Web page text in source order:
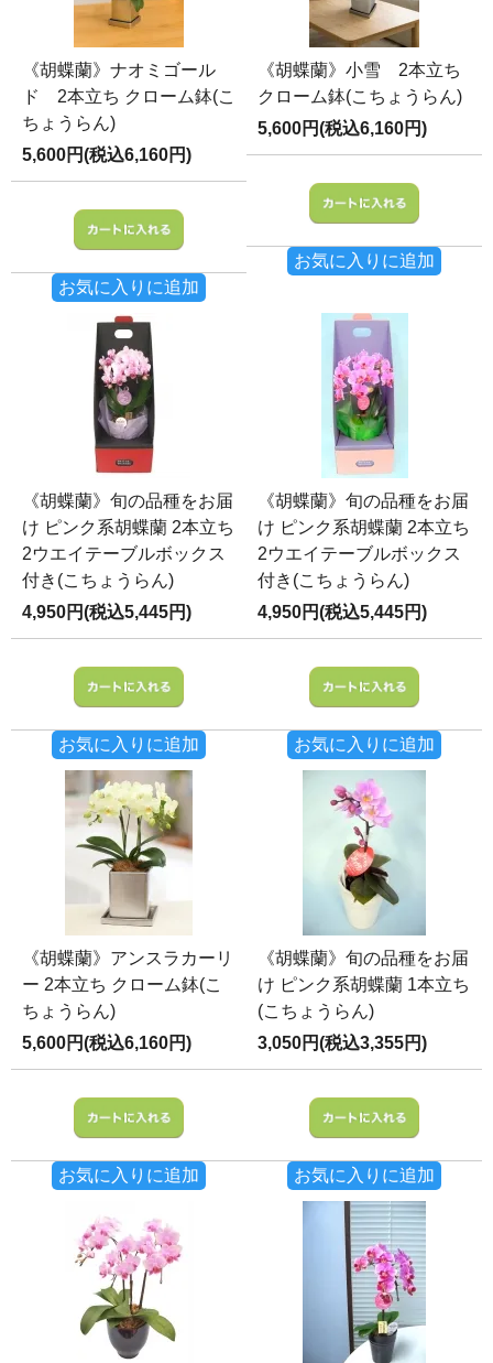
《胡蝶蘭》ナオミゴール
ド 2本立ち クローム鉢(こ
ちょうらん)
5,600円(税込6,160円)
お気に入りに追加
《胡蝶蘭》小雪 2本立ち
クローム鉢(こちょうらん)
5,600円(税込6,160円)
お気に入りに追加
《胡蝶蘭》旬の品種をお届
け ピンク系胡蝶蘭 2本立ち
2ウエイテーブルボックス
付き(こちょうらん)
4,950円(税込5,445円)
お気に入りに追加
《胡蝶蘭》旬の品種をお届
け ピンク系胡蝶蘭 2本立ち
2ウエイテーブルボックス
付き(こちょうらん)
4,950円(税込5,445円)
お気に入りに追加
《胡蝶蘭》アンスラカーリ
ー 2本立ち クローム鉢(こ
ちょうらん)
5,600円(税込6,160円)
お気に入りに追加
《胡蝶蘭》旬の品種をお届
け ピンク系胡蝶蘭 1本立ち
(こちょうらん)
3,050円(税込3,355円)
お気に入りに追加